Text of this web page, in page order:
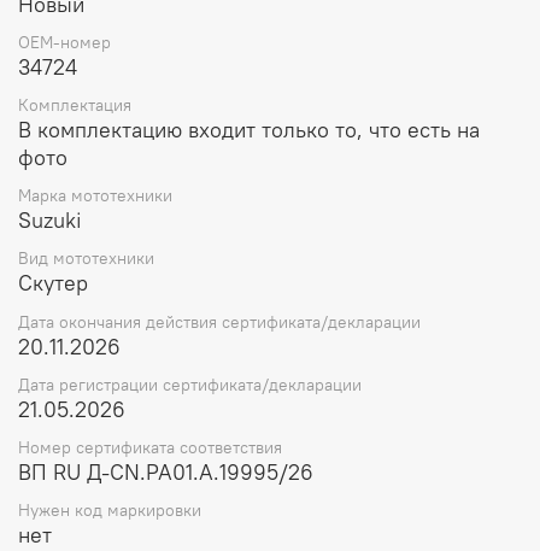
OEM-номер
34724
Комплектация
В комплектацию входит только то, что есть на
фото
Марка мототехники
Suzuki
Вид мототехники
Скутер
Дата окончания действия сертификата/декларации
20.11.2026
Дата регистрации сертификата/декларации
21.05.2026
Номер сертификата соответствия
ВП RU Д-CN.РА01.А.19995/26
Нужен код маркировки
нет